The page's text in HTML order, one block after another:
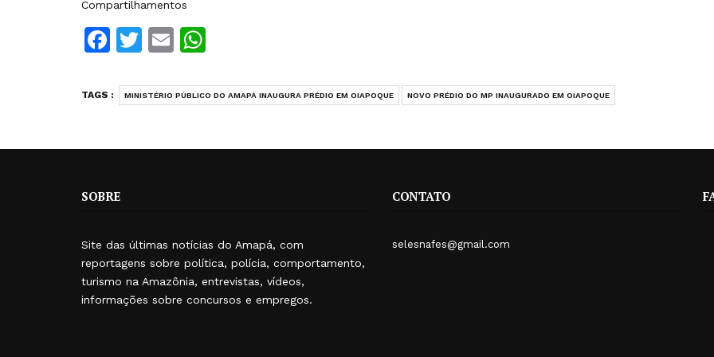
Compartilhamentos
Facebook
Twitter
Email
TAGS : MINISTÉRIO PÚBLICO DO AMAPÁ INAUGURA PRÉDIO EM OIAPOQUE NOVO PRÉDIO DO MP INAUGURADO EM OIAPOQUE
SOBRE
Site das últimas notícias do Amapá, com
reportagens sobre política, polícia, comportamento,
turismo na Amazônia, entrevistas, vídeos,
informações sobre concursos e empregos.
CONTATO
selesnafes@gmail.com